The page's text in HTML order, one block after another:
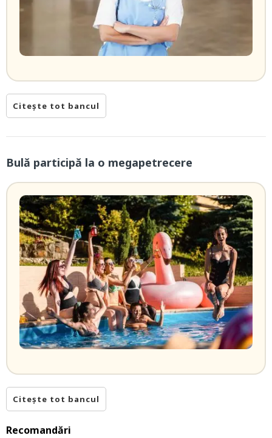
Citește tot bancul
Bulă participă la o megapetrecere
Citește tot bancul
Recomandări